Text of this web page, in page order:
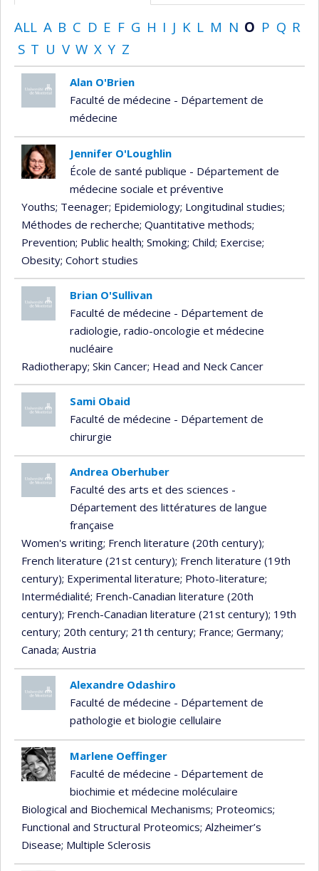
ALL A B C D E F G H I J K L M N O P Q R
S T U V W X Y Z
Alan O'Brien
Faculté de médecine - Département de
médecine
Jennifer O'Loughlin
École de santé publique - Département de
médecine sociale et préventive
Youths; Teenager; Epidemiology; Longitudinal studies;
Méthodes de recherche; Quantitative methods;
Prevention; Public health; Smoking; Child; Exercise;
Obesity; Cohort studies
Brian O'Sullivan
Faculté de médecine - Département de
radiologie, radio-oncologie et médecine
nucléaire
Radiotherapy; Skin Cancer; Head and Neck Cancer
Sami Obaid
Faculté de médecine - Département de
chirurgie
Andrea Oberhuber
Faculté des arts et des sciences -
Département des littératures de langue
française
Women's writing; French literature (20th century);
French literature (21st century); French literature (19th
century); Experimental literature; Photo-literature;
Intermédialité; French-Canadian literature (20th
century); French-Canadian literature (21st century); 19th
century; 20th century; 21th century; France; Germany;
Canada; Austria
Alexandre Odashiro
Faculté de médecine - Département de
pathologie et biologie cellulaire
Marlene Oeffinger
Faculté de médecine - Département de
biochimie et médecine moléculaire
Biological and Biochemical Mechanisms; Proteomics;
Functional and Structural Proteomics; Alzheimer’s
Disease; Multiple Sclerosis